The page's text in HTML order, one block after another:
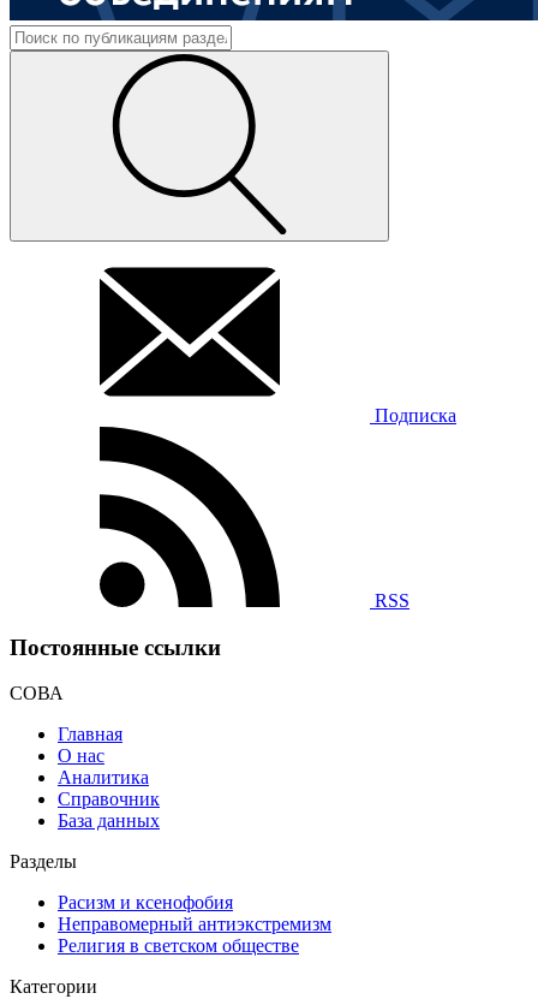
Подписка
RSS
Постоянные ссылки
СОВА
Главная
О нас
Аналитика
Справочник
База данных
Разделы
Расизм и ксенофобия
Неправомерный антиэкстремизм
Религия в светском обществе
Категории